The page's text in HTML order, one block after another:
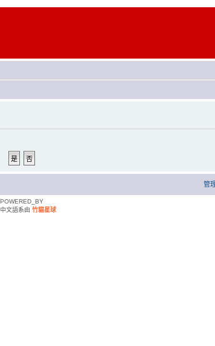
管
POWERED_BY
文語系由 竹貓星球